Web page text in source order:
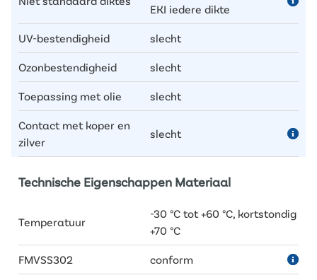
EKI iedere dikte
UV-bestendigheid slecht
Ozonbestendigheid slecht
Toepassing met olie slecht
Contact met koper en
zilver
slecht
Technische Eigenschappen Materiaal
Temperatuur
-30 °C tot +60 °C, kortstondig
+70 °C
FMVSS302 conform